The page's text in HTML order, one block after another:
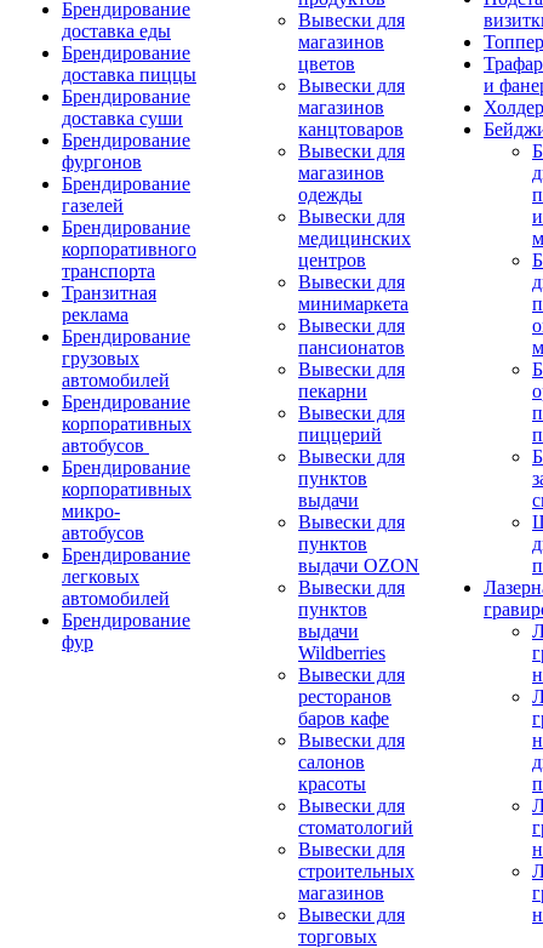
Брендирование
доставка еды
Брендирование
доставка пиццы
Брендирование
доставка суши
Брендирование
фургонов
Брендирование
газелей
Брендирование
корпоративного
транспорта
Транзитная
реклама
Брендирование
грузовых
автомобилей
Брендирование
корпоративных
автобусов
Брендирование
корпоративных
микро-
автобусов
Брендирование
легковых
автомобилей
Брендирование
фур
Вывески для
магазинов
цветов
Вывески для
магазинов
канцтоваров
Вывески для
магазинов
одежды
Вывески для
медицинских
центров
Вывески для
минимаркета
Вывески для
пансионатов
Вывески для
пекарни
Вывески для
пиццерий
Вывески для
пунктов
выдачи
Вывески для
пунктов
выдачи OZON
Вывески для
пунктов
выдачи
Wildberries
Вывески для
ресторанов
баров кафе
Вывески для
салонов
красоты
Вывески для
стоматологий
Вывески для
строительных
магазинов
Вывески для
торговых
и